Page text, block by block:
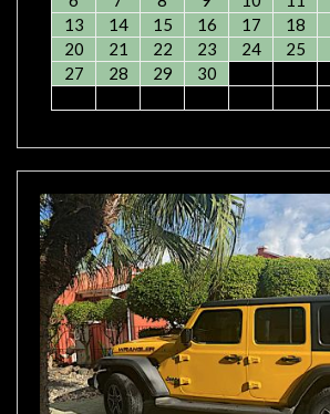
13
14 15 16 17 18
20
21 22 23 24 25
27
28 29 30